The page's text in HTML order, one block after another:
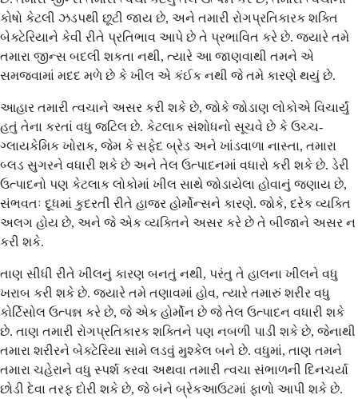
કોષો કેટલી ઝડપથી છૂટી જાય છે, અને તમારી રોગપ્રતિકારક શક્તિ
બેક્ટેરિયાને કેવી રીતે પ્રતિભાવ આપે છે તે પ્રભાવિત કરે છે. જ્યારે તમે
તમારા જીન્સ બદલી શકતા નથી, ત્યારે આ જાણવાથી તમને એ
સમજવામાં મદદ મળે છે કે ખીલ એ કંઈક નથી જે તમે કારણે થયું છે.
આહાર તમારી ત્વચાને અસર કરી શકે છે, જોકે જોડાણ લોકોએ વિચાર્યું
હતું તેના કરતાં વધુ જટિલ છે. કેટલાક સંશોધનો સૂચવે છે કે ઉચ્ચ-
ગ્લાયકેમિક ખોરાક, જેમ કે સફેદ બ્રેડ અને ખાંડવાળા નાસ્તા, તમારા
બ્લડ સુગરને વધારી શકે છે અને તેલ ઉત્પાદનમાં વધારો કરી શકે છે. ડેરી
ઉત્પાદનો પણ કેટલાક લોકોમાં ખીલ સાથે જોડાયેલા હોવાનું જણાય છે,
સંભવતઃ દૂધમાં કુદરતી રીતે હાજર હોર્મોન્સને કારણે. જોકે, દરેક વ્યક્તિ
અલગ હોય છે, અને જે એક વ્યક્તિને અસર કરે છે તે બીજાને અસર ન
કરી શકે.
તાણ સીધી રીતે ખીલનું કારણ બનતું નથી, પરંતુ તે હાલના ખીલને વધુ
ખરાબ કરી શકે છે. જ્યારે તમે તણાવમાં હોવ, ત્યારે તમારું શરીર વધુ
કોર્ટિસોલ ઉત્પન્ન કરે છે, જે એક હોર્મોન છે જે તેલ ઉત્પાદન વધારી શકે
છે. તાણ તમારી રોગપ્રતિકારક શક્તિને પણ નબળી પાડી શકે છે, જેનાથી
તમારા શરીરને બેક્ટેરિયા સામે લડવું મુશ્કેલ બને છે. વધુમાં, તાણ તમને
તમારા ચહેરાને વધુ સ્પર્શ કરવા અથવા તમારી ત્વચા સંભાળની દિનચર્યા
છોડી દેવા તરફ દોરી શકે છે, જે બંને બ્રેકઆઉટમાં ફાળો આપી શકે છે.